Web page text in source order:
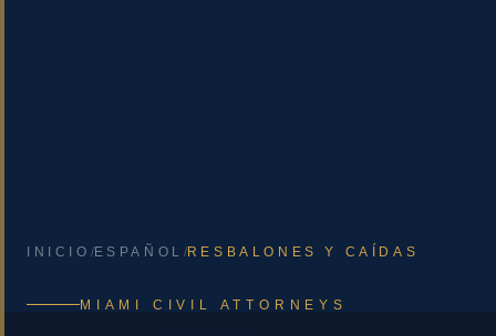
INICIO /ESPAÑOL /RESBALONES Y CAÍDAS
MIAMI CIVIL ATTORNEYS